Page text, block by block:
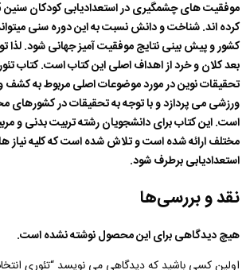
کرده اند. شناخت و دانش نسبت به این دوره سنی
کشور و پیش بینی نتایج موفقیت آمیز جهانی شود. لذا
بعد کلان و خرد از اهداف اصلی این کتاب است. کتاب
تحقیقات نوین در مورد موضوعات اصلی مربوط به کشف
ورزشی می پردازد و با توجه به تحقیقات در
است. این کتاب برای دانشجویان رشته تربیت بدنی و
مختلف ارائه شده است و تلاش شده است که کلیه نیاز
استعدادیابی برطرف شود.
نقد و بررسی‌ها
هیچ دیدگاهی برای این محصول نوشته نشده است.
اولین کسی باشید که دیدگاهی می نویسد “تئوری